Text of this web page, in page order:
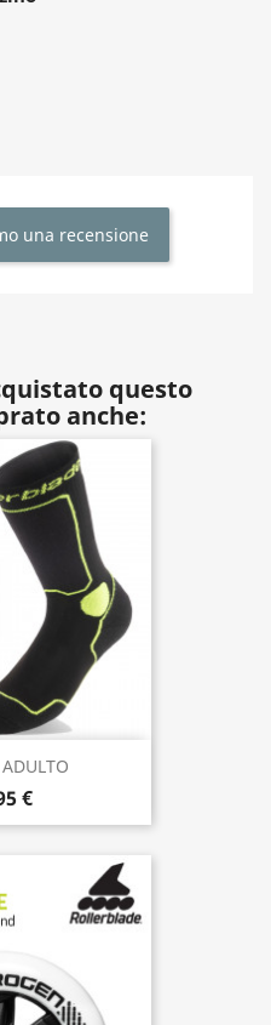
una recensione
questo
anche:
€